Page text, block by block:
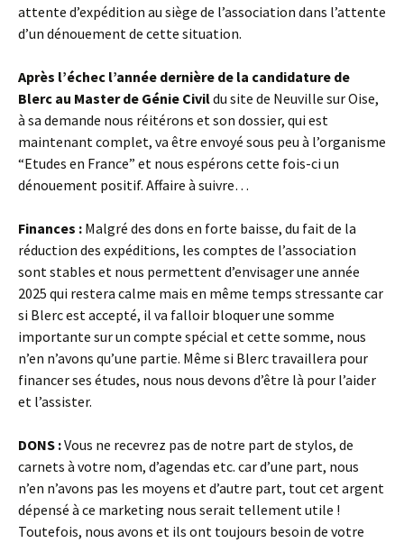
attente d’expédition au siège de l’association dans l’attente
d’un dénouement de cette situation.
Après l’échec l’année dernière de la candidature de
Blerc au Master de Génie Civildu site de Neuville sur Oise,
à sa demande nous réitérons et son dossier, qui est
maintenant complet, va être envoyé sous peu à l’organisme
“Etudes en France” et nous espérons cette fois-ci un
dénouement positif. Affaire à suivre…
Finances : Malgré des dons en forte baisse, du fait de la
réduction des expéditions, les comptes de l’association
sont stables et nous permettent d’envisager une année
2025 qui restera calme mais en même temps stressante car
si Blerc est accepté, il va falloir bloquer une somme
importante sur un compte spécial et cette somme, nous
n’en n’avons qu’une partie. Même si Blerc travaillera pour
financer ses études, nous nous devons d’être là pour l’aider
et l’assister.
DONS :Vous ne recevrez pas de notre part de stylos, de
carnets à votre nom, d’agendas etc. car d’une part, nous
n’en n’avons pas les moyens et d’autre part, tout cet argent
dépensé à ce marketing nous serait tellement utile !
Toutefois, nous avons et ils ont toujours besoin de votre